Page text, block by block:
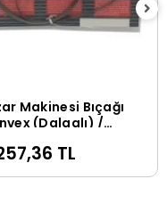
Sepete Ekle
Makinesi Bıçağı
(Dalgalı) /
TL